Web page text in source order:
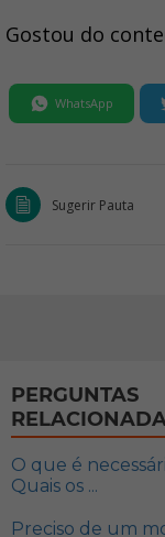
Gostou do
WhatsApp
Sugerir Pauta
PERGUNTAS
O que é
Quais os ...
Preciso de um